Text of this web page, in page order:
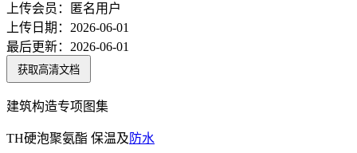
上传会员：
匿名用户
上传日期： 2026-06-01
最后更新： 2026-06-01
获取高清文档
建筑构造专项图集
TH硬泡聚氨酯 保温及 防水